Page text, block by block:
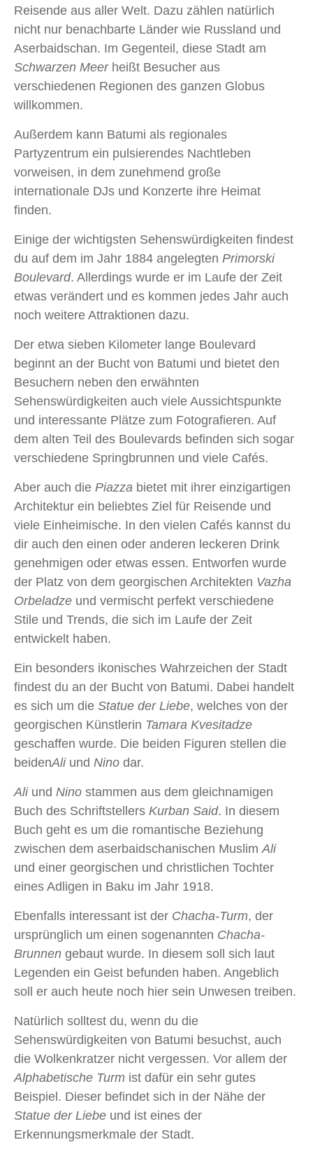
Reisende aus aller Welt. Dazu zählen natürlich
nicht nur benachbarte Länder wie Russland und
Aserbaidschan. Im Gegenteil, diese Stadt am
Schwarzen Meer heißt Besucher aus
verschiedenen Regionen des ganzen Globus
willkommen.
Außerdem kann Batumi als regionales
Partyzentrum ein pulsierendes Nachtleben
vorweisen, in dem zunehmend große
internationale DJs und Konzerte ihre Heimat
finden.
Einige der wichtigsten Sehenswürdigkeiten findest
du auf dem im Jahr 1884 angelegten Primorski
Boulevard. Allerdings wurde er im Laufe der Zeit
etwas verändert und es kommen jedes Jahr auch
noch weitere Attraktionen dazu.
Der etwa sieben Kilometer lange Boulevard
beginnt an der Bucht von Batumi und bietet den
Besuchern neben den erwähnten
Sehenswürdigkeiten auch viele Aussichtspunkte
und interessante Plätze zum Fotografieren. Auf
dem alten Teil des Boulevards befinden sich sogar
verschiedene Springbrunnen und viele Cafés.
Aber auch die Piazza bietet mit ihrer einzigartigen
Architektur ein beliebtes Ziel für Reisende und
viele Einheimische. In den vielen Cafés kannst du
dir auch den einen oder anderen leckeren Drink
genehmigen oder etwas essen. Entworfen wurde
der Platz von dem georgischen Architekten Vazha
Orbeladze und vermischt perfekt verschiedene
Stile und Trends, die sich im Laufe der Zeit
entwickelt haben.
Ein besonders ikonisches Wahrzeichen der Stadt
findest du an der Bucht von Batumi. Dabei handelt
es sich um die Statue der Liebe, welches von der
georgischen Künstlerin Tamara Kvesitadze
geschaffen wurde. Die beiden Figuren stellen die
beidenAliund Nino dar.
Aliund Nino stammen aus dem gleichnamigen
Buch des Schriftstellers Kurban Said. In diesem
Buch geht es um die romantische Beziehung
zwischen dem aserbaidschanischen MuslimAli
und einer georgischen und christlichen Tochter
eines Adligen in Baku im Jahr 1918.
Ebenfalls interessant ist der Chacha-Turm, der
ursprünglich um einen sogenannten Chacha-
Brunnen gebaut wurde. In diesem soll sich laut
Legenden ein Geist befunden haben. Angeblich
soll er auch heute noch hier sein Unwesen treiben.
Natürlich solltest du, wenn du die
Sehenswürdigkeiten von Batumi besuchst, auch
die Wolkenkratzer nicht vergessen. Vor allem der
Alphabetische Turm ist dafür ein sehr gutes
Beispiel. Dieser befindet sich in der Nähe der
Statue der Liebe und ist eines der
Erkennungsmerkmale der Stadt.